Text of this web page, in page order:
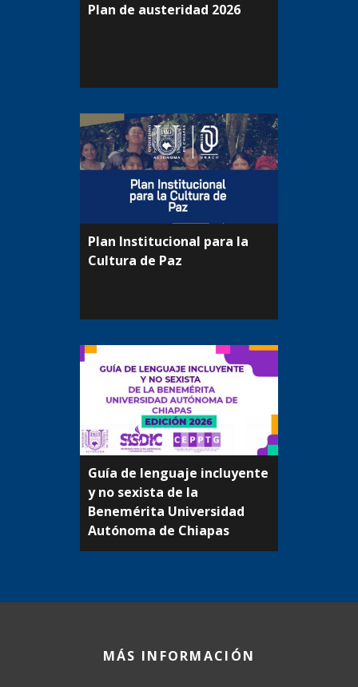
Plan de austeridad 2026
Plan Institucional para la
Cultura de Paz
Guía de lenguaje incluyente
y no sexista de la
Beneméritа Universidad
Autónoma de Chiapas
MÁS INFORMACIÓN